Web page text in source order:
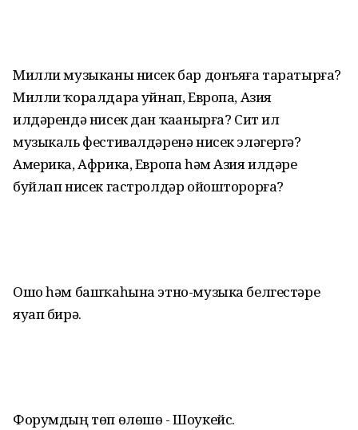
Милли музыканы нисек бар донъяға таратырға?
Милли ҡоралдарҙа уйнап, Европа, Азия
илдәрендә нисек дан ҡаҙанырға? Сит ил
музыкаль фестивалдәренә нисек эләгергә?
Америка, Африка, Европа һәм Азия илдәре
буйлап нисек гастролдәр ойошторорға?
Ошо һәм башҡаһына этно-музыка белгестәре
яуап бирә.
Форумдың төп өлөшө - Шоукейс.